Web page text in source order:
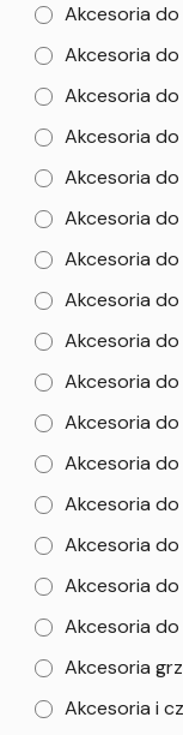
Akcesoria
Akcesoria
Akcesoria do
Akcesoria
Akcesoria
Akcesoria
Akcesoria
Akcesoria
Akcesoria do
Akcesoria
Akcesoria
Akcesoria
Akcesoria
Akcesoria
Akcesoria
Akcesoria
Akcesoria
Akcesoria i